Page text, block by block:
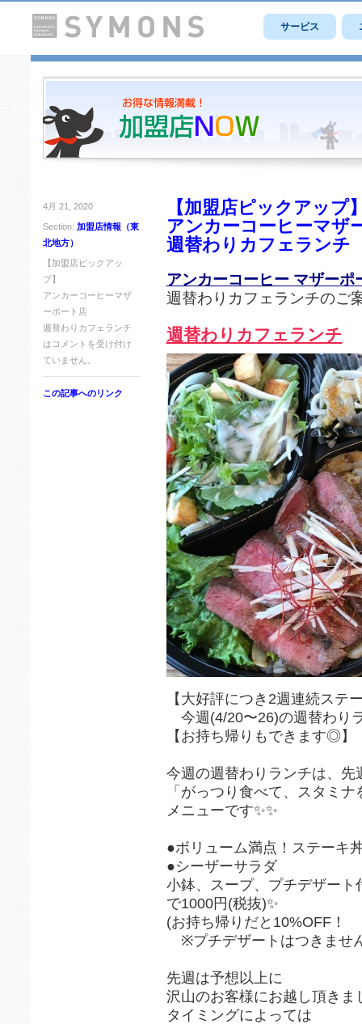
サービス
4月 21, 2020
Section: 加盟店情報（東
北地方）
【加盟店ピックアッ
プ】
アンカーコーヒーマザ
ーポート店
週替わりカフェランチ
は コメントを受け付け
ていません。
この記事へのリンク
【加盟店ピックアップ
アンカーコーヒーマザ
週替わりカフェランチ
アンカーコーヒー マザーポ
週替わりカフェランチのご
週替わりカフェランチ
【大好評につき2週連続ステ
今週(4/20〜26)の週替わり
【お持ち帰りもできます◎】
今週の週替わりランチは、先
「がっつり食べて、スタミ
メニューです✨✨
●ボリューム満点！ステーキ
●シーザーサラダ
小鉢、スープ、プチデザート
で1000円(税抜)✨
(お持ち帰りだと10%OFF！
※プチデザートはつきませ
先週は予想以上に
沢山のお客様にお越し頂きま
タイミングによっては